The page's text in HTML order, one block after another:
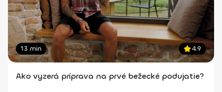
13 min 4.9
Ako vyzerá príprava na prvé bežecké podujatie?